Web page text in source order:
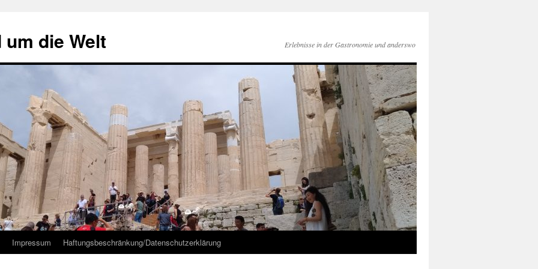
die Welt Erlebnisse in der Gastronomie und anderswo
Impressum Haftungsbeschränkung/Datenschutzerklärung